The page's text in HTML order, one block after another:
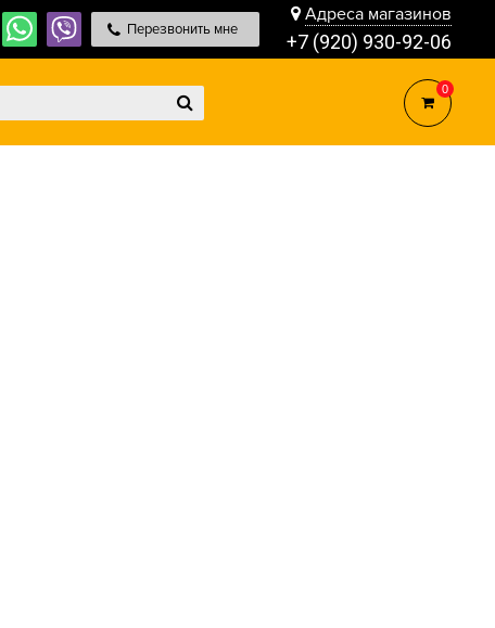
Перезвонить мне
Адреса магазинов
+7 (920) 930-92-06
0